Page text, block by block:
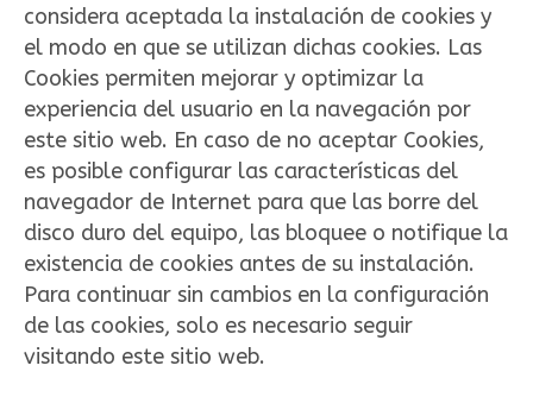
considera aceptada la instalación de cookies y
el modo en que se utilizan dichas cookies. Las
Cookies permiten mejorar y optimizar la
experiencia del usuario en la navegación por
este sitio web. En caso de no aceptar Cookies,
es posible configurar las características del
navegador de Internet para que las borre del
disco duro del equipo, las bloquee o notifique la
existencia de cookies antes de su instalación.
Para continuar sin cambios en la configuración
de las cookies, solo es necesario seguir
visitando este sitio web.